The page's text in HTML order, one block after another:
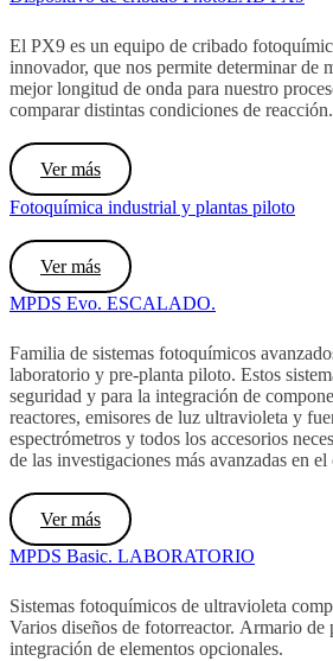
El PX9 es un equipo de cribado
innovador, que nos permite determinar de
mejor longitud de onda para nuestro
Ver más
Fotoquímica industrial y plantas piloto
Ver más
MPDS Evo. ESCALADO.
Familia de sistemas fotoquímicos
laboratorio y pre-planta piloto. Estos
seguridad y para la integración de
reactores, emisores de luz ultravioleta y
espectrómetros y todos los accesorios
de las investigaciones más avanzadas en
Ver más
MPDS Basic. LABORATORIO
Sistemas fotoquímicos de ultravioleta
Varios diseños de fotorreactor. Armario de
integración de elementos opcionales.